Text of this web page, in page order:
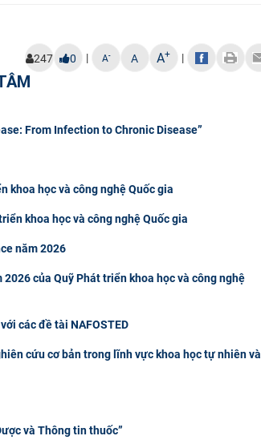
247 0 | A- A A+ |
From Infection to Chronic Disease”
khoa học và công nghệ Quốc gia
khoa học và công nghệ Quốc gia
năm 2026
của Quỹ Phát triển khoa học và công nghệ
các đề tài NAFOSTED
cứu cơ bản trong lĩnh vực khoa học tự nhiên và
và Thông tin thuốc”